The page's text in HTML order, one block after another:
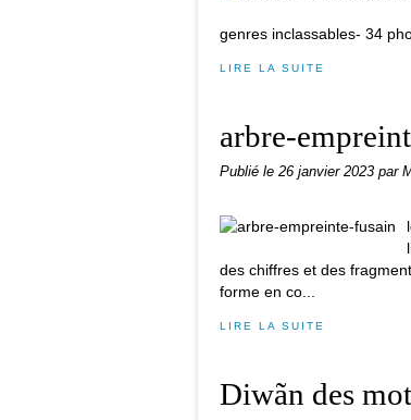
genres inclassables- 34
LIRE LA SUITE
arbre-
Publié le 26 janvier 2023 par
des chiffres et des
forme en co...
LIRE LA SUITE
Diwãn des